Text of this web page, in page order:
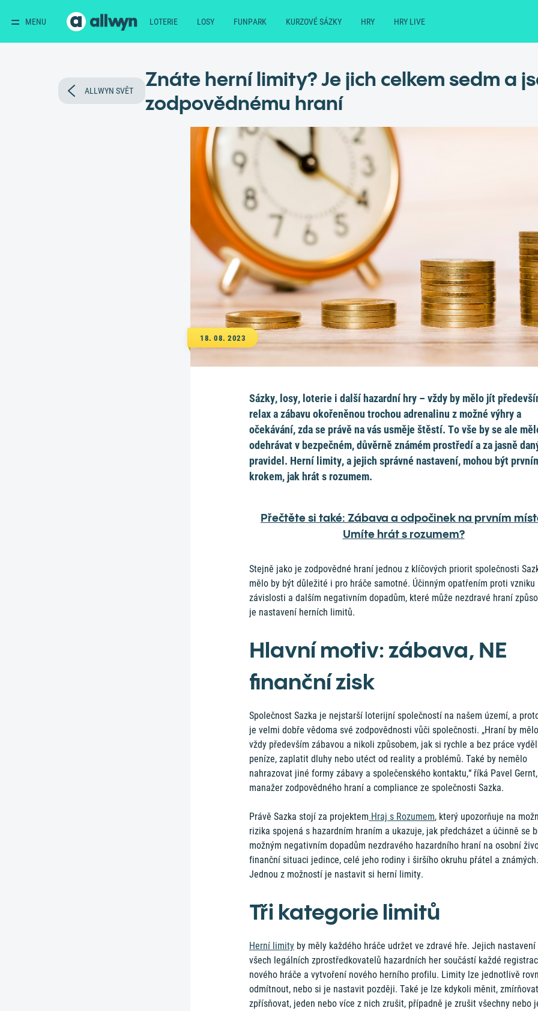
MENU LOTERIE LOSY FUNPARK KURZOVÉ SÁZKY HRY HRY LIVE
ALLWYN SVĚT
Znáte herní limity? Je jich celkem sedm a
zodpovědnému hraní
18. 08. 2023
Sázky, losy, loterie i další hazardní hry – vždy by mělo jít
relax a zábavu okořeněnou trochou adrenalinu z možné výhry a
očekávání, zda se právě na vás usměje štěstí. To vše by se ale
odehrávat v bezpečném, důvěrně známém prostředí a za jasně
pravidel. Herní limity, a jejich správné nastavení, mohou být
krokem, jak hrát s rozumem.
Přečtěte si také: Zábava a odpočinek na prvním
Umíte hrát s rozumem?
Stejně jako je zodpovědné hraní jednou z klíčových priorit společnosti
mělo by být důležité i pro hráče samotné. Účinným opatřením proti vzniku
závislosti a dalším negativním dopadům, které může nezdravé hraní
je nastavení herních limitů.
Hlavní motiv: zábava, NE
finanční zisk
Společnost Sazka je nejstarší loterijní společností na našem území, a
je velmi dobře vědoma své zodpovědnosti vůči společnosti. „Hraní by
vždy především zábavou a nikoli způsobem, jak si rychle a bez práce
peníze, zaplatit dluhy nebo utéct od reality a problémů. Také by nemělo
nahrazovat jiné formy zábavy a společenského kontaktu,“ říká Pavel Gernt,
manažer zodpovědného hraní a compliance ze společnosti Sazka.
Právě Sazka stojí za projektem Hraj s Rozumem, který upozorňuje na
rizika spojená s hazardním hraním a ukazuje, jak předcházet a účinně se
možným negativním dopadům nezdravého hazardního hraní na osobní
finanční situaci jedince, celé jeho rodiny i širšího okruhu přátel a známých.
Jednou z možností je nastavit si herní limity.
Tři kategorie limitů
Herní limity by měly každého hráče udržet ve zdravé hře. Jejich nastavení
všech legálních zprostředkovatelů hazardních her součástí každé
nového hráče a vytvoření nového herního profilu. Limity lze jednotlivě
odmítnout, nebo si je nastavit později. Také je lze kdykoli měnit,
zpřísňovat, jeden nebo více z nich zrušit, případně je zrušit všechny nebo